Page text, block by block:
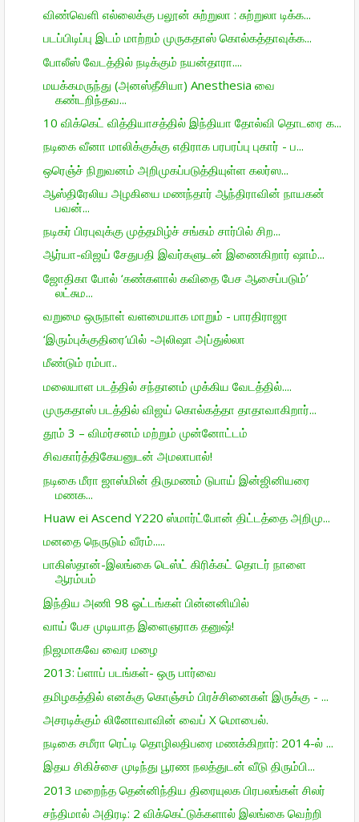
விண்வெளி எல்லைக்கு பலூன் சுற்றுலா : சுற்றுலா டிக்க...
படப்பிடிப்பு இடம் மாற்றம் முருகதாஸ் கொல்கத்தாவுக்க...
போலீஸ் வேடத்தில் நடிக்கும் நயன்தாரா....
மயக்கமருந்து (அனஸ்தீசியா) Anesthesia வை
கண்டறிந்தவ...
10 விக்கெட் வித்தியாசத்தில் இந்தியா தோல்வி தொடரை க...
நடிகை வீனா மாலிக்குக்கு எதிராக பரபரப்பு புகார் - ப...
ஒரெஞ்ச் நிறு­வனம் அறி­மு­கப்­ப­டுத்­தி­யுள்ள கலர்ஸ...
ஆஸ்திரேலிய அழகியை மணந்தார் ஆந்திராவின் நாயகன்
பவன்...
நடிகர் பிரபுவுக்கு முத்தமிழ்ச் சங்கம் சார்பில் சிற...
ஆர்யா-விஜய் சேதுபதி இவர்களுடன் இணைகிறார் ஷாம்...
ஜோதிகா போல் ‘கண்களால் கவிதை பேச ஆசைப்படும்’
லட்சும...
வறுமை ஒருநாள் வளமையாக மாறும் - பாரதிராஜா
‘இரும்புக்குதிரை’யில் -அலிஷா அப்துல்லா
மீண்டும் ரம்பா..
மலையாள படத்தில் சந்தானம் முக்கிய வேடத்தில்....
முருகதாஸ் படத்தில் விஜய் கொல்கத்தா தாதாவாகிறார்...
தூம் 3 – விமர்சனம் மற்றும் முன்னோட்டம்
சிவகார்த்திகேயனுடன் அமலாபால்!
நடிகை மீரா ஜாஸ்மின் திருமணம் டுபாய் இன்ஜினியரை
மணக...
Huaw ei Ascend Y220 ஸ்மார்ட்போன் திட்­டத்தை அறி­மு...
மனதை நெருடும் வீரம்.....
பாகிஸ்தான்-இலங்கை டெஸ்ட் கிரிக்கட் தொடர் நாளை
ஆரம்பம்
இந்திய அணி 98 ஓட்டங்கள் பின்னனியில்
வாய் பேச முடியாத இளைஞராக தனுஷ்!
நிஜமாகவே வைர மழை
2013: ப்ளாப் படங்கள்- ஒரு பார்வை
தமிழகத்தில் எனக்கு கொஞ்சம் பிரச்சினைகள் இருக்கு - ...
அசரடிக்கும் லினோவாவின் வைப் X மொபைல்.
நடிகை சமீரா ரெட்டி தொழிலதிபரை மணக்கிறார்: 2014-ல் ...
இதய சிகிச்சை முடிந்து பூரண நலத்துடன் வீடு திரும்பி...
2013 மறைந்த தென்னிந்திய திரையுலக பிரபலங்கள் சிலர்
சந்திமால் அதிரடி: 2 விக்கெட்டுக்களால் இலங்கை வெற்றி